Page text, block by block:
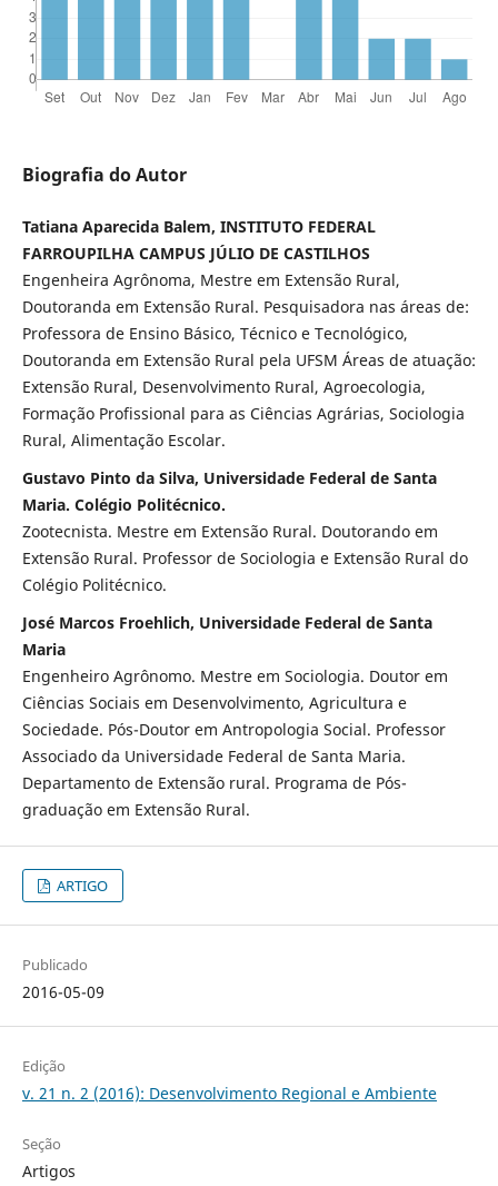
Biografia do Autor
Tatiana Aparecida Balem, INSTITUTO FEDERAL
FARROUPILHA CAMPUS JÚLIO DE CASTILHOS
Engenheira Agrônoma, Mestre em Extensão Rural,
Doutoranda em Extensão Rural. Pesquisadora nas áreas de:
Professora de Ensino Básico, Técnico e Tecnológico,
Doutoranda em Extensão Rural pela UFSM Áreas de atuação:
Extensão Rural, Desenvolvimento Rural, Agroecologia,
Formação Profissional para as Ciências Agrárias, Sociologia
Rural, Alimentação Escolar.
Gustavo Pinto da Silva, Universidade Federal de Santa
Maria. Colégio Politécnico.
Zootecnista. Mestre em Extensão Rural. Doutorando em
Extensão Rural. Professor de Sociologia e Extensão Rural do
Colégio Politécnico.
José Marcos Froehlich, Universidade Federal de Santa
Maria
Engenheiro Agrônomo. Mestre em Sociologia. Doutor em
Ciências Sociais em Desenvolvimento, Agricultura e
Sociedade. Pós-Doutor em Antropologia Social. Professor
Associado da Universidade Federal de Santa Maria.
Departamento de Extensão rural. Programa de Pós-
graduação em Extensão Rural.
ARTIGO
Publicado
2016-05-09
Edição
v. 21 n. 2 (2016): Desenvolvimento Regional e Ambiente
Seção
Artigos